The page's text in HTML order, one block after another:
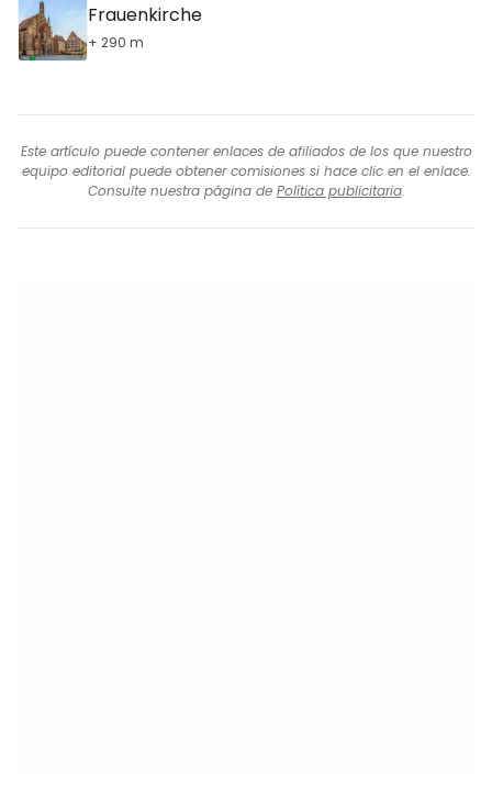
Frauenkirche
+ 290 m
Este artículo puede contener enlaces de afiliados de los que nuestro
equipo editorial puede obtener comisiones si hace clic en el enlace.
Consulte nuestra página de Política publicitaria.